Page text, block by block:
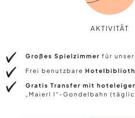
AKTIVITÄT
Großes Spielzimmer für
Frei benutzbare
Gratis Transfer mit
„Maierl l“-Gondelbahn